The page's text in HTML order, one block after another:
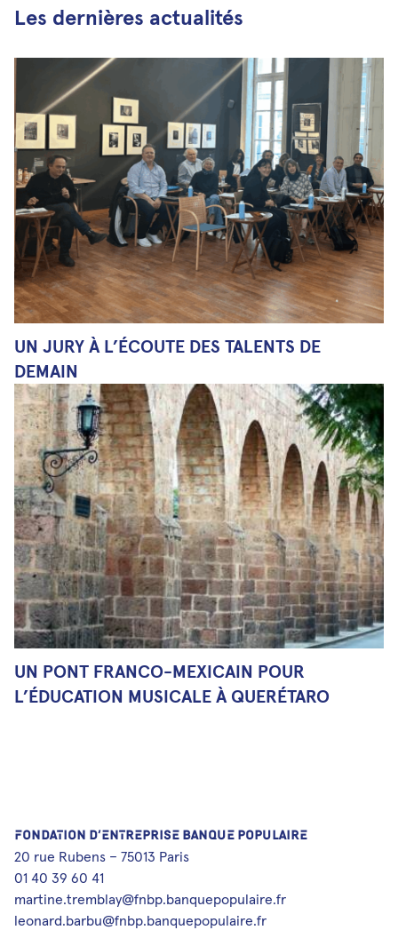
Les dernières actualités
UN JURY À L’ÉCOUTE DES TALENTS DE
DEMAIN
UN PONT FRANCO-MEXICAIN POUR
L’ÉDUCATION MUSICALE À QUERÉTARO
FONDATION D’ENTREPRISE BANQUE POPULAIRE
20 rue Rubens – 75013 Paris
01 40 39 60 41
martine.tremblay@fnbp.banquepopulaire.fr
leonard.barbu@fnbp.banquepopulaire.fr